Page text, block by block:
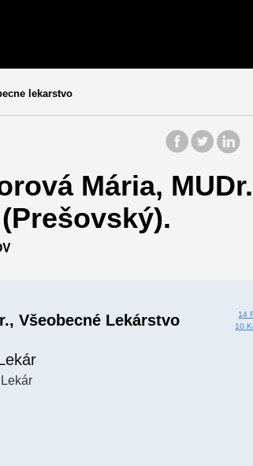
lekarstvo
Mária,
Všeobecné Lekárstvo
14
10
Lekár